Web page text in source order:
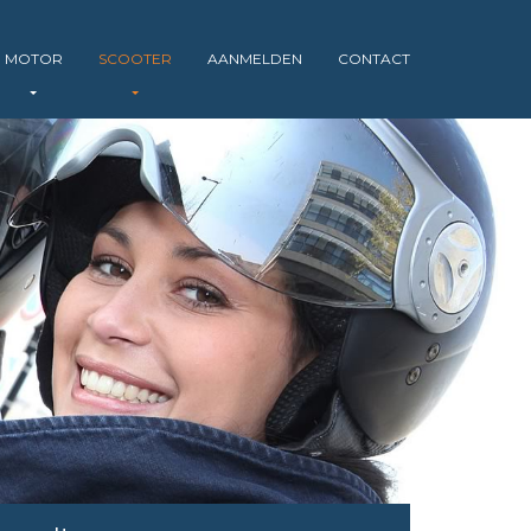
MOTOR SCOOTER AANMELDEN CONTACT